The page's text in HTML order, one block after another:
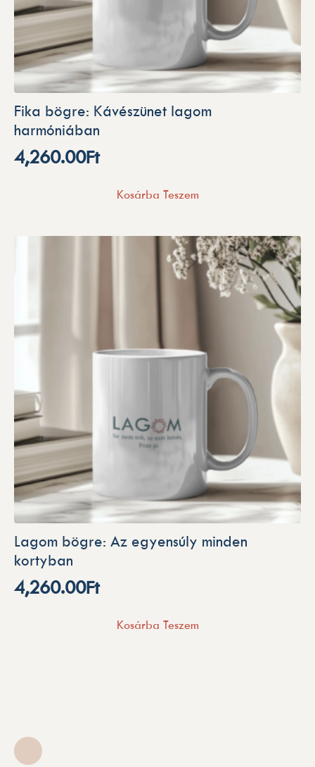
Fika bögre: Kávészünet lagom
harmóniában
4,260.00Ft
Kosárba Teszem
Lagom bögre: Az egyensúly minden
kortyban
4,260.00Ft
Kosárba Teszem